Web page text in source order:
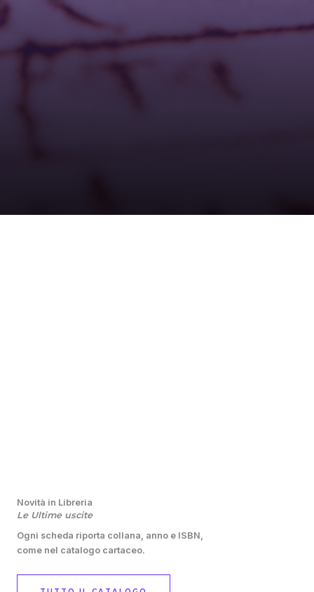
Novità in Libreria
Le Ultime uscite
Ogni scheda riporta collana, anno e ISBN,
come nel catalogo cartaceo.